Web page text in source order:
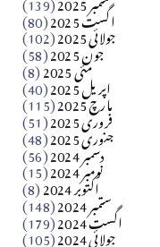
از،،، ظہیرالدین
اگست 2025 (80) جولائی 2025 (102) جون 2025 (58) مئی 2025 (8) اپریل 2025 (40) مارچ 2025 (115) فروری 2025 (51) جنوری 2025 (48) دسمبر 2024 (56) نومبر 2024 (15) اکتوبر 2024 (8) ستمبر 2024 (148) اگست 2024 (179) جولائی 2024 (105)